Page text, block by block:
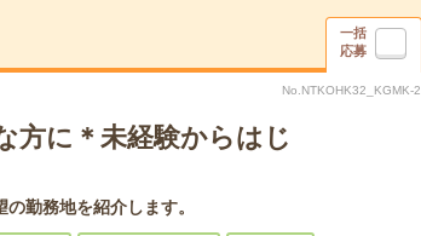
一括
応募
No.NTKOHK32_KGMK-2
方に＊未経験からはじ
勤務地を紹介します。